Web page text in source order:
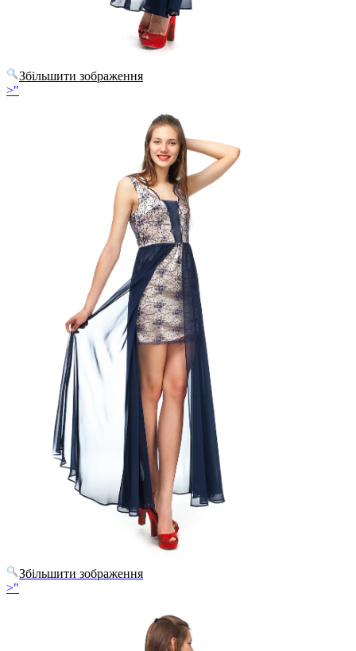
Збільшити зображення
>"
Збільшити зображення
>"